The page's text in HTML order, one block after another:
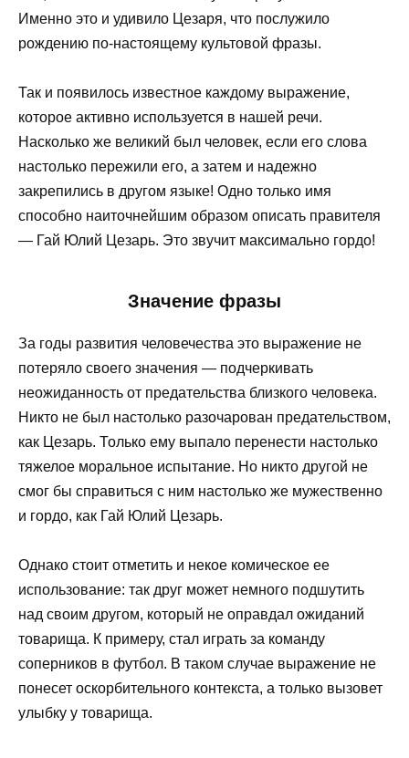
Именно это и удивило Цезаря, что послужило
рождению по-настоящему культовой фразы.
Так и появилось известное каждому выражение,
которое активно используется в нашей речи.
Насколько же великий был человек, если его слова
настолько пережили его, а затем и надежно
закрепились в другом языке! Одно только имя
способно наиточнейшим образом описать правителя
— Гай Юлий Цезарь. Это звучит максимально гордо!
Значение фразы
За годы развития человечества это выражение не
потеряло своего значения — подчеркивать
неожиданность от предательства близкого человека.
Никто не был настолько разочарован предательством,
как Цезарь. Только ему выпало перенести настолько
тяжелое моральное испытание. Но никто другой не
смог бы справиться с ним настолько же мужественно
и гордо, как Гай Юлий Цезарь.
Однако стоит отметить и некое комическое ее
использование: так друг может немного подшутить
над своим другом, который не оправдал ожиданий
товарища. К примеру, стал играть за команду
соперников в футбол. В таком случае выражение не
понесет оскорбительного контекста, а только вызовет
улыбку у товарища.